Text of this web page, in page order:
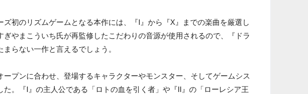
ズ初のリズムゲームとなる本作には、『I』から『X』までの楽曲を厳選し
ぎやまこういち氏が再監修したこだわりの音源が使用されるので、『ドラ
まらない一作と言えるでしょう。
ープンに合わせ、登場するキャラクターやモンスター、そしてゲームシス
た。『I』の主人公である「ロトの血を引く者」や『II』の「ローレシア王